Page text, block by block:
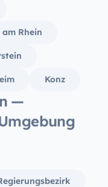
Rhein
Konz
—